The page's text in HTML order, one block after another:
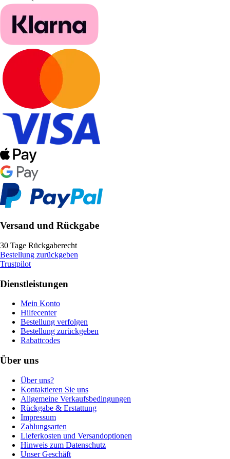
Versand und Rückgabe
30 Tage Rückgaberecht
Bestellung zurückgeben
Trustpilot
Dienstleistungen
Mein Konto
Hilfecenter
Bestellung verfolgen
Bestellung zurückgeben
Rabattcodes
Über uns
Über uns?
Kontaktieren Sie uns
Allgemeine Verkaufsbedingungen
Rückgabe & Erstattung
Impressum
Zahlungsarten
Lieferkosten und Versandoptionen
Hinweis zum Datenschutz
Unser Geschäft